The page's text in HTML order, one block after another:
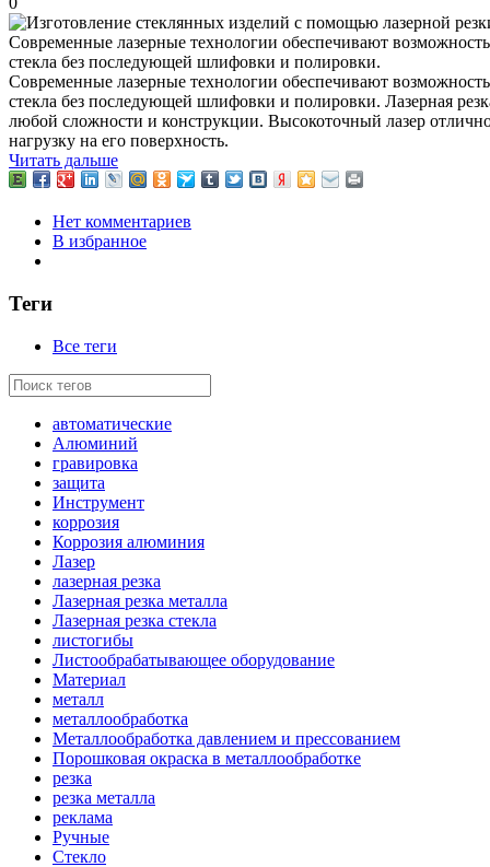
Современные лазерные технологии обеспечивают
стекла без последующей шлифовки и полировки.
Современные лазерные технологии обеспечивают
стекла без последующей шлифовки и полировки. Лазерная
любой сложности и конструкции. Высокоточный лазер
нагрузку на его поверхность.
Читать дальше
Нет комментариев
В избранное
Теги
Все теги
автоматические
Алюминий
гравировка
защита
Инструмент
коррозия
Коррозия алюминия
Лазер
лазерная резка
Лазерная резка металла
Лазерная резка стекла
листогибы
Листообрабатывающее оборудование
Материал
металл
металлообработка
Металлообработка давлением и прессованием
Порошковая окраска в металлообработке
резка
резка металла
реклама
Ручные
Стекло